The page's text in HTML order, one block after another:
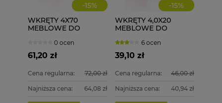
-15%
WKRĘTY 4X70
MEBLOWE DO
0 ocen
61,20 zł
Cena regularna: 72,00 zł
Najniższa cena: 64,08 zł
-15%
WKRĘTY 4,0X20
MEBLOWE DO
4x20
6 ocen
39,10 zł
Cena regularna: 46,00 zł
Najniższa cena: 40,94 zł